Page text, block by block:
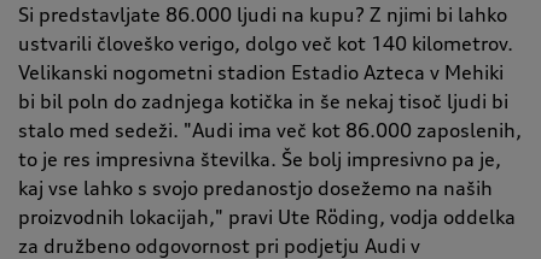
Si predstavljate 86.000 ljudi na kupu? Z njimi bi lahko
ustvarili človeško verigo, dolgo več kot 140 kilometrov.
Velikanski nogometni stadion Estadio Azteca v Mehiki
bi bil poln do zadnjega kotička in še nekaj tisoč ljudi bi
stalo med sedeži. "Audi ima več kot 86.000 zaposlenih,
to je res impresivna številka. Še bolj impresivno pa je,
kaj vse lahko s svojo predanostjo dosežemo na naših
proizvodnih lokacijah," pravi Ute Röding, vodja oddelka
za družbeno odgovornost pri podjetju Audi v